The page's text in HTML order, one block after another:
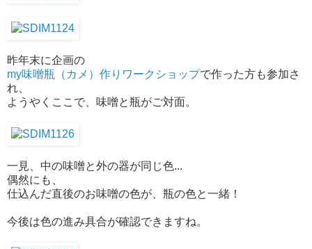
昨年末に企画の
my味噌瓶（カメ）作りワークショップで作った方も参加さ
れ、
ようやくここで、味噌と瓶がご対面。
一見、中の味噌と外の器が同じ色...
偶然にも、
仕込んだ直後のお味噌の色が、瓶の色と一緒！
今後は色の進み具合が確認できますね。